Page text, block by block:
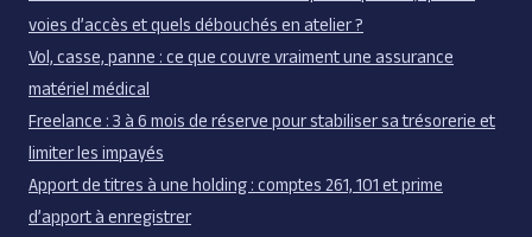
voies d’accès et quels débouchés en atelier ?
Vol, casse, panne : ce que couvre vraiment une assurance
matériel médical
Freelance : 3 à 6 mois de réserve pour stabiliser sa trésorerie et
limiter les impayés
Apport de titres à une holding : comptes 261, 101 et prime
d’apport à enregistrer